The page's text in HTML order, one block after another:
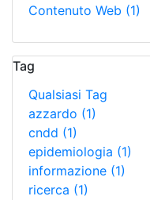
Contenuto Web (1)
Tag
Qualsiasi Tag
azzardo (1)
cndd (1)
epidemiologia (1)
informazione (1)
ricerca (1)